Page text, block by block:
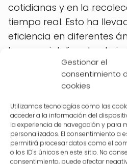
Gestionar el
consentimiento
cookies
Utilizamos tecnologías como las
acceder a la información del
la experiencia de navegación y para
personalizados. El consentimiento a
permitirá procesar datos como el
o los ID's únicos en este sitio. No
consentimiento, puede afectar
cotidianas y en la
tiempo real. Esto ha
eficiencia en diferentes
hogares inteligentes, la
transporte. Sin duda, el
evolucionando y
Se ha
creación de